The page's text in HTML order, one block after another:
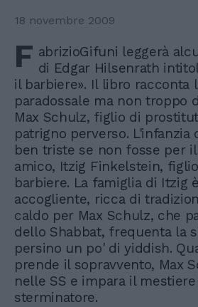
18 novembre 2009
F abrizioGifuni leggerà
di Edgar Hilsenrath
il barbiere». Il libro racconta
paradossale ma non troppo
Max Schulz, figlio di
patrigno perverso. L'infanzia
ben triste se non fosse per
amico, Itzig Finkelstein,
barbiere. La famiglia di Itzig
accogliente, ricca di
caldo per Max Schulz, che
dello Shabbat, frequenta la
persino un po' di yiddish.
prende il sopravvento, Max
nelle SS e impara il
sterminatore.